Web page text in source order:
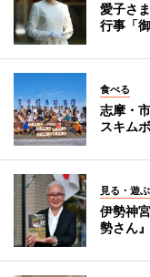
愛子さ
行事「
食べる
志摩・
スキム
見る・遊ぶ
伊勢神
勢さん